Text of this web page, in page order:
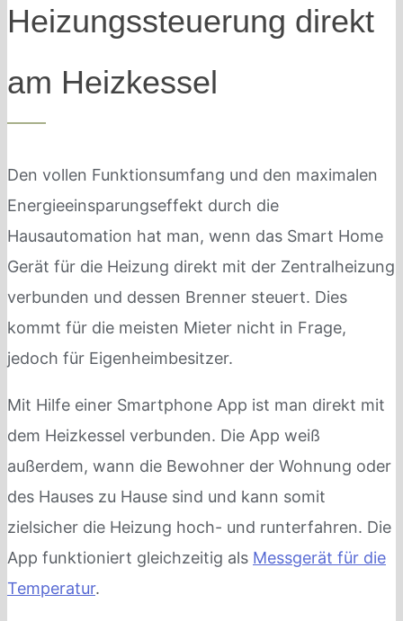
Heizungssteuerung direkt
am Heizkessel
Den vollen Funktionsumfang und den maximalen
Energieeinsparungseffekt durch die
Hausautomation hat man, wenn das Smart Home
Gerät für die Heizung direkt mit der Zentralheizung
verbunden und dessen Brenner steuert. Dies
kommt für die meisten Mieter nicht in Frage,
jedoch für Eigenheimbesitzer.
Mit Hilfe einer Smartphone App ist man direkt mit
dem Heizkessel verbunden. Die App weiß
außerdem, wann die Bewohner der Wohnung oder
des Hauses zu Hause sind und kann somit
zielsicher die Heizung hoch- und runterfahren. Die
App funktioniert gleichzeitig als Messgerät für die
Temperatur.